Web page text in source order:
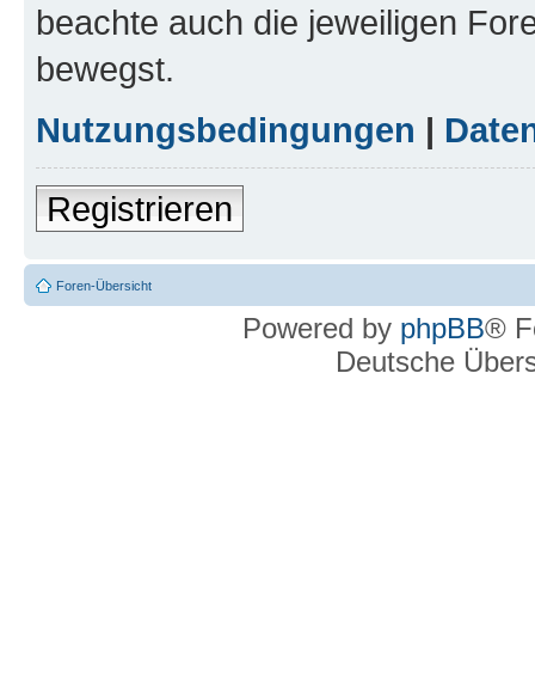
beachte auch die jeweiligen
bewegst.
Nutzungsbedingungen |
Registrieren
Foren-Übersicht
Powered by phpBB®
Deutsche